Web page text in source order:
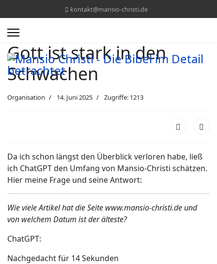
kontakt@mansio-christi.de
Gott ist stark in den
Schwachen
Organisation 14. Juni 2025 Zugriffe: 1213
Da ich schon längst den Überblick verloren habe, ließ
ich ChatGPT den Umfang von Mansio-Christi schätzen.
Hier meine Frage und seine Antwort:
Wie viele Artikel hat die Seite www.mansio-christi.de und
von welchem Datum ist der älteste?
ChatGPT:
Nachgedacht für 14 Sekunden